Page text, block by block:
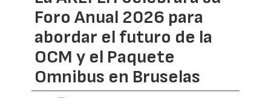
Foro Anual 2026 para
abordar el futuro de la
OCM y el Paquete
Omnibus en Bruselas